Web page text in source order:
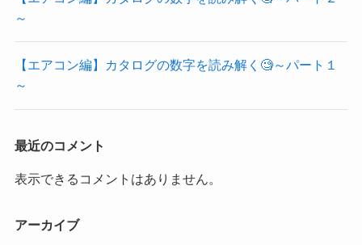
～
【エアコン編】カタログの数字を読み解く🧐～パート１
～
最近のコメント
表示できるコメントはありません。
アーカイブ